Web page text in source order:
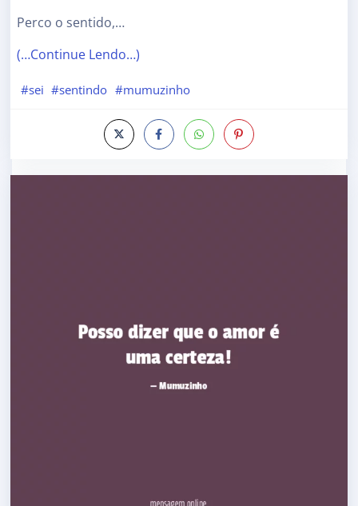
Perco o sentido,…
(…Continue Lendo…)
#sei #sentindo #mumuzinho